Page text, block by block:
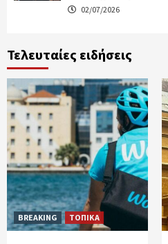
02/07/2026
Τελευταίες ειδήσεις
BREAKING ΤΟΠΙΚΑ